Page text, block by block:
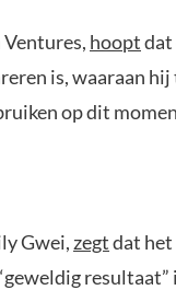
hooptdat
is, waaraan
op dit
Gwei, zegtdat
resultaat”